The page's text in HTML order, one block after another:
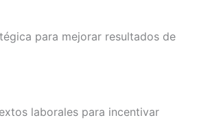
para mejorar resultados de
laborales para incentivar